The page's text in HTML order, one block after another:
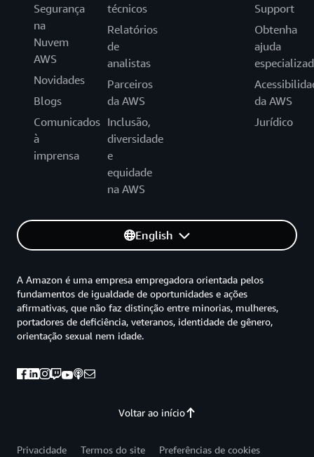
Segurança
na
Nuvem
AWS
Novidades
Blogs
Comunicados
à
imprensa
técnicos
Relatórios
de
analistas
Parceiros
da AWS
Inclusão,
diversidade
e
equidade
na AWS
Support
Obtenha
ajuda
da AWS
Jurídico
English
Voltar ao início
A Amazon é uma empresa empregadora orientada pelos
fundamentos de igualdade de oportunidades e ações
afirmativas, que não faz distinção entre minorias, mulheres,
portadores de deficiência, veteranos, identidade de gênero,
orientação sexual nem idade.
Privacidade Termos do site Preferências de cookies